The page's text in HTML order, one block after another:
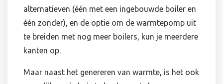
alternatieven (één met een ingebouwde boiler en
één zonder), en de optie om de warmtepomp uit
te breiden met nog meer boilers, kun je meerdere
kanten op.
Maar naast het genereren van warmte, is het ook